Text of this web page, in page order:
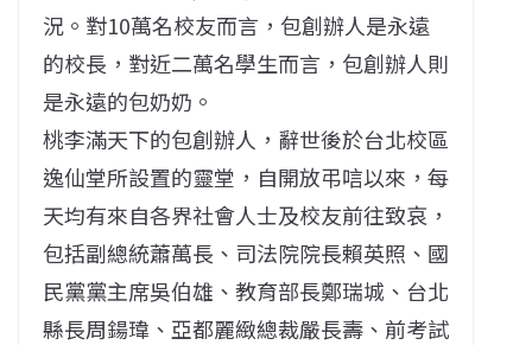
況。對10萬名校友而言，包創辦人是永遠
的校長，對近二萬名學生而言，包創辦人則
是永遠的包奶奶。
桃李滿天下的包創辦人，辭世後於台北校區
逸仙堂所設置的靈堂，自開放弔唁以來，每
天均有來自各界社會人士及校友前往致哀，
包括副總統蕭萬長、司法院院長賴英照、國
民黨黨主席吳伯雄、教育部長鄭瑞城、台北
縣長周鍚瑋、亞都麗緻總裁嚴長壽、前考試